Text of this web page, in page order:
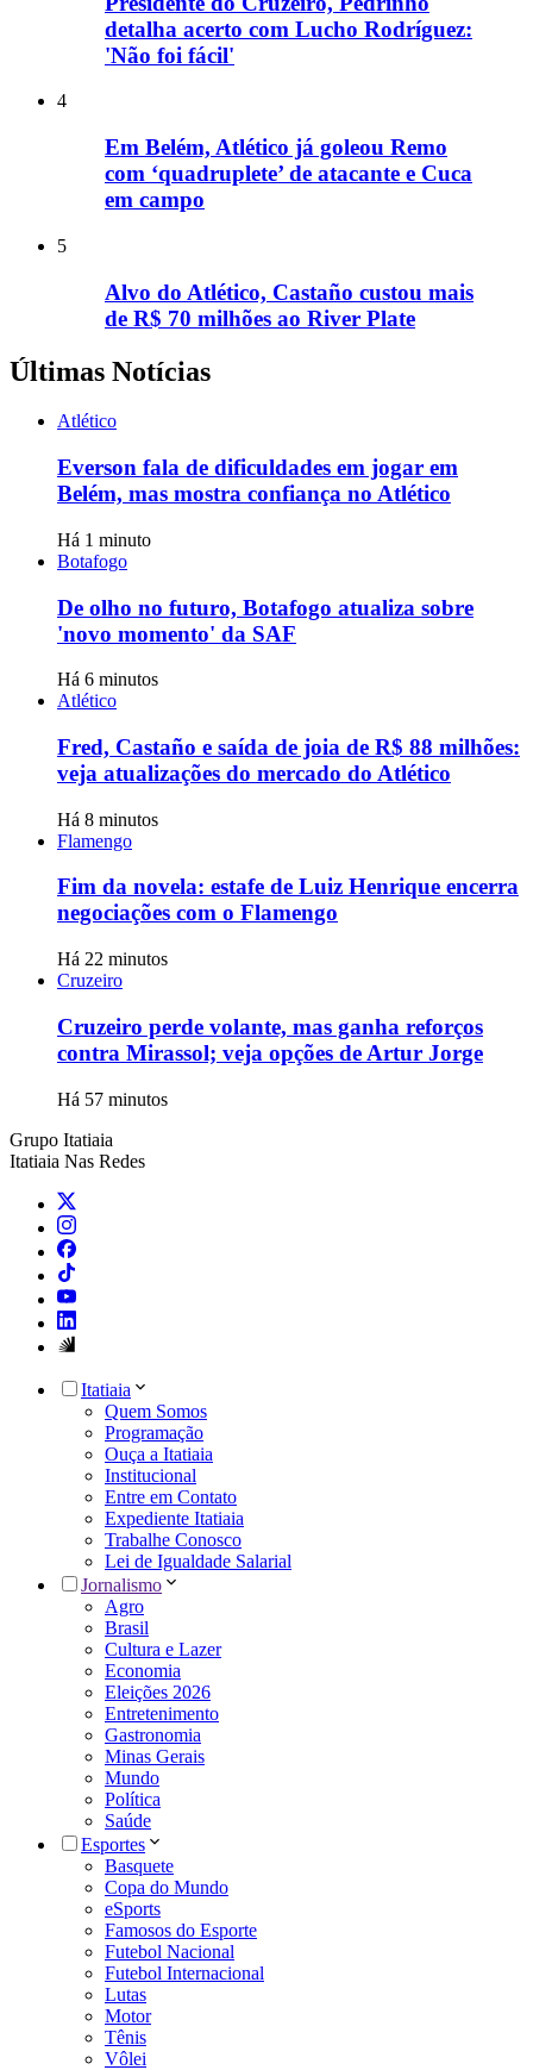
detalha acerto com Lucho Rodríguez:
'Não foi fácil'
4
Em Belém, Atlético já goleou Remo
com ‘quadruplete’ de atacante e Cuca
em campo
5
Alvo do Atlético, Castaño custou mais
de R$ 70 milhões ao River Plate
Últimas Notícias
Atlético
Everson fala de dificuldades em jogar em
Belém, mas mostra confiança no Atlético
Há 1 minuto
Botafogo
De olho no futuro, Botafogo atualiza sobre
'novo momento' da SAF
Há 6 minutos
Atlético
Fred, Castaño e saída de joia de R$ 88 milhões:
veja atualizações do mercado do Atlético
Há 8 minutos
Flamengo
Fim da novela: estafe de Luiz Henrique encerra
negociações com o Flamengo
Há 22 minutos
Cruzeiro
Cruzeiro perde volante, mas ganha reforços
contra Mirassol; veja opções de Artur Jorge
Há 57 minutos
Grupo Itatiaia
Itatiaia Nas Redes
Itatiaia
Quem Somos
Programação
Ouça a Itatiaia
Institucional
Entre em Contato
Expediente Itatiaia
Trabalhe Conosco
Lei de Igualdade Salarial
Jornalismo
Agro
Brasil
Cultura e Lazer
Economia
Eleições 2026
Entretenimento
Gastronomia
Minas Gerais
Mundo
Política
Saúde
Esportes
Basquete
Copa do Mundo
eSports
Famosos do Esporte
Futebol Nacional
Futebol Internacional
Lutas
Motor
Tênis
Vôlei